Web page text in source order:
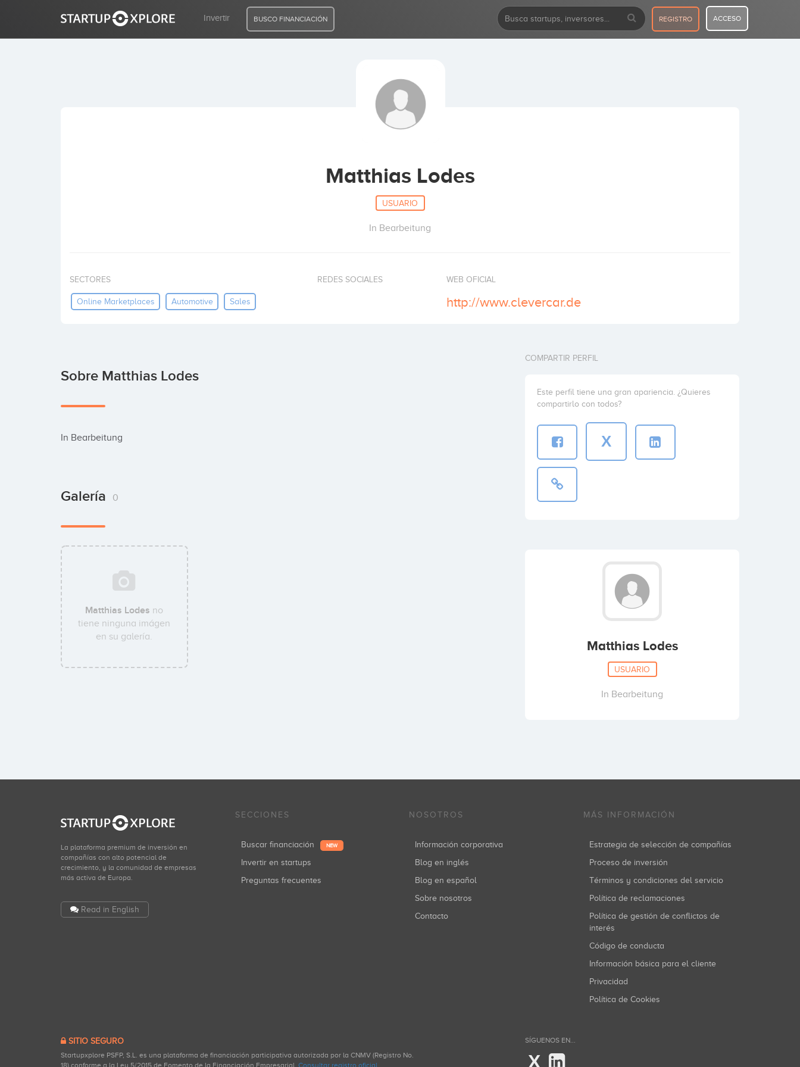
Invertir BUSCO FINANCIACIÓN REGISTRO ACCESO
Matthias Lodes
USUARIO
In Bearbeitung
SECTORES
Online Marketplaces Automotive Sales
REDES SOCIALES WEB OFICIAL
http://www.clevercar.de
Sobre Matthias Lodes
In Bearbeitung
Galería 0
Matthias Lodes no
tiene ninguna imágen
en su galería.
COMPARTIR PERFIL
Este perfil tiene una gran apariencia. ¿Quieres
compartirlo con todos?
X
Matthias Lodes
USUARIO
In Bearbeitung
La plataforma premium de inversión en
compañías con alto potencial de
crecimiento, y la comunidad de empresas
más activa de Europa.
Read in English
SECCIONES
Buscar financiación NEW
Invertir en startups
Preguntas frecuentes
NOSOTROS
Información corporativa
Blog en inglés
Blog en español
Sobre nosotros
Contacto
MÁS INFORMACIÓN
Estrategia de selección de compañías
Proceso de inversión
Términos y condiciones del servicio
Política de reclamaciones
Política de gestión de conflictos de
interés
Código de conducta
Información básica para el cliente
Privacidad
Política de Cookies
SITIO SEGURO
Startupxplore PSFP, S.L. es una plataforma de financiación participativa autorizada por la CNMV (Registro No.
18) conforme a la Ley 5/2015 de Fomento de la Financiación Empresarial. Consultar registro oficial
SÍGUENOS EN...
X